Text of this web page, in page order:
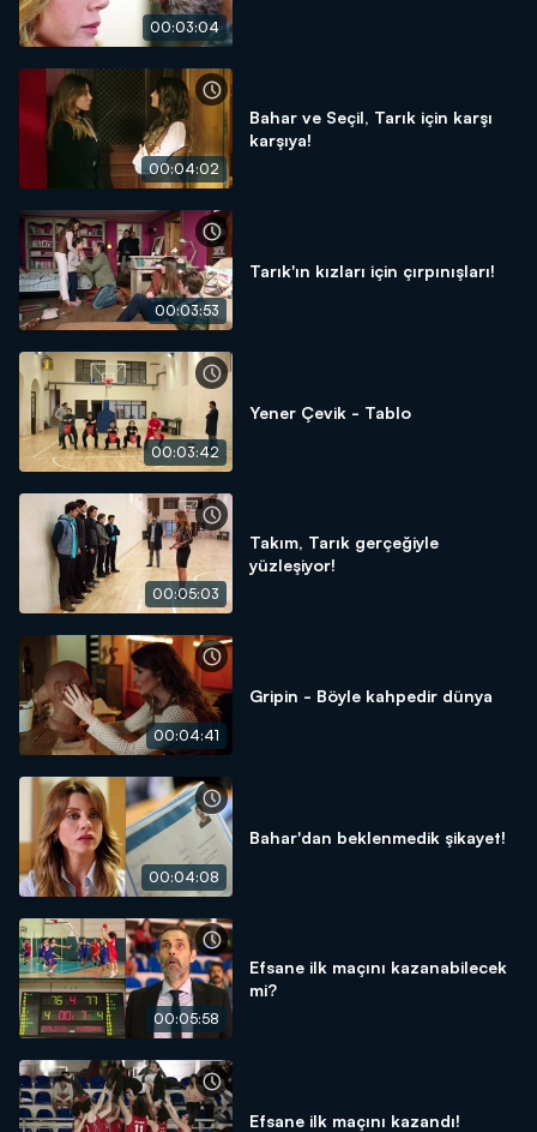
00:03:04
00:04:02
Bahar ve Seçil, Tarık için karşı
karşıya!
00:03:53
Tarık'ın kızları için çırpınışları!
00:03:42
Yener Çevik - Tablo
00:05:03
Takım, Tarık gerçeğiyle
yüzleşiyor!
00:04:41
Gripin - Böyle kahpedir dünya
00:04:08
Bahar'dan beklenmedik şikayet!
00:05:58
Efsane ilk maçını kazanabilecek
mi?
Efsane ilk maçını kazandı!